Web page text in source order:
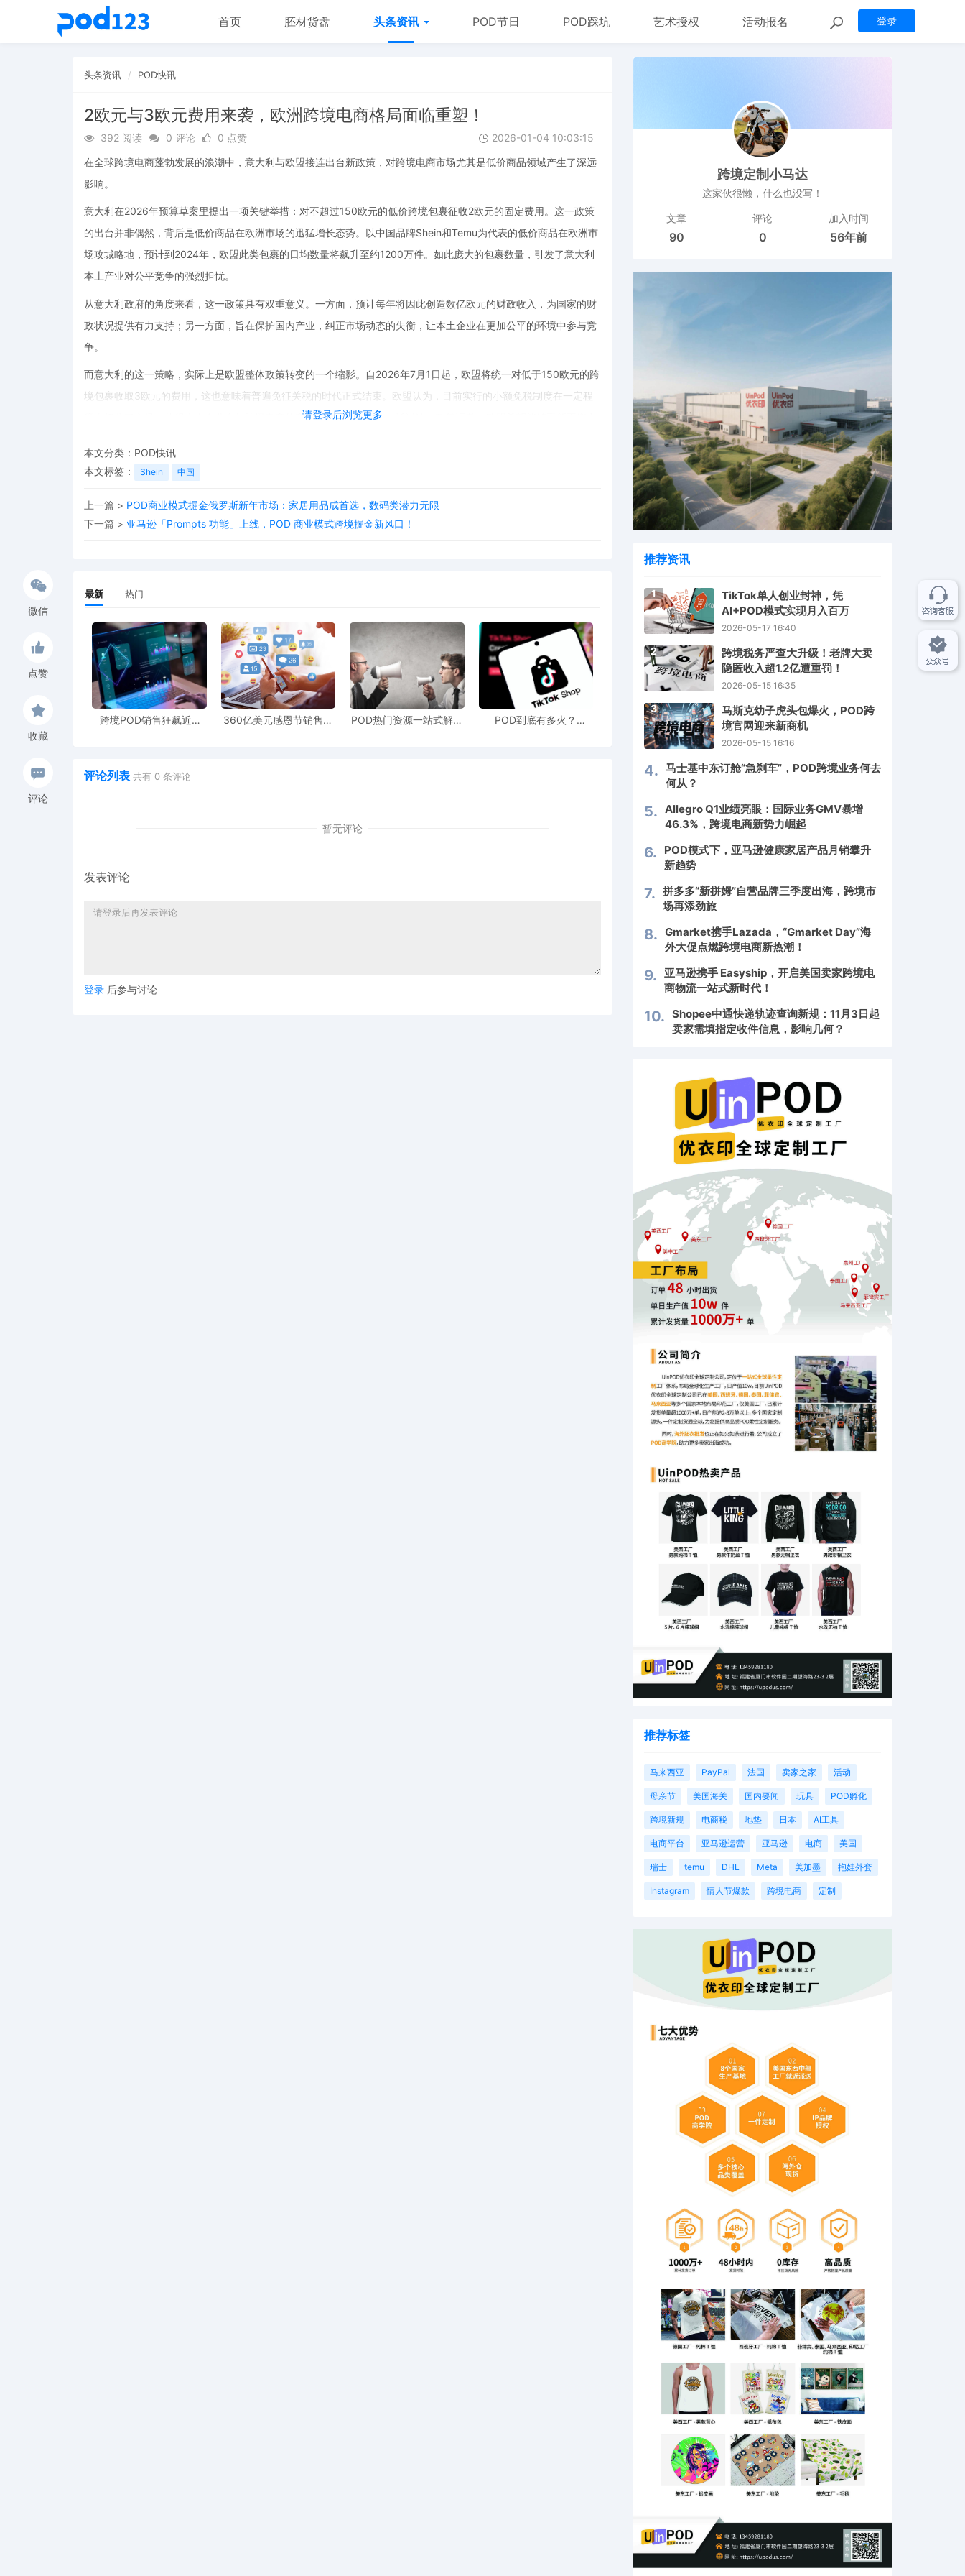
登录
首页 胚材货盘 头条资讯 POD节日 POD踩坑 艺术授权 活动报名
头条资讯 POD快讯
2欧元与3欧元费用来袭，欧洲跨境电商格局面临重塑！
392 阅读 0 评论 0 点赞 2026-01-04 10:03:15
请登录后浏览更多
在全球跨境电商蓬勃发展的浪潮中，意大利与欧盟接连出台新政策，对跨境电商市场尤其是低价商品领域产生了深远
影响。
意大利在2026年预算草案里提出一项关键举措：对不超过150欧元的低价跨境包裹征收2欧元的固定费用。这一政策
的出台并非偶然，背后是低价商品在欧洲市场的迅猛增长态势。以中国品牌Shein和Temu为代表的低价商品在欧洲市
场攻城略地，预计到2024年，欧盟此类包裹的日均数量将飙升至约1200万件。如此庞大的包裹数量，引发了意大利
本土产业对公平竞争的强烈担忧。
从意大利政府的角度来看，这一政策具有双重意义。一方面，预计每年将因此创造数亿欧元的财政收入，为国家的财
政状况提供有力支持；另一方面，旨在保护国内产业，纠正市场动态的失衡，让本土企业在更加公平的环境中参与竞
争。
而意大利的这一策略，实际上是欧盟整体政策转变的一个缩影。自2026年7月1日起，欧盟将统一对低于150欧元的跨
境包裹收取3欧元的费用，这也意味着普遍免征关税的时代正式结束。欧盟认为，目前实行的小额免税制度在一定程
度上扭曲了市场，使得本土企业在与跨境电商的竞争中处于不利地位。通过这一政策调整，欧盟希望能够重新平衡市
随着低价、高速和关税优惠这三大跨境电商以往的优势支柱逐步削弱，超快时尚商业模式与欧洲消费者的购买行为在
企业而言，需要重新审视自身的商业模式和市场策略，以适应新的政策环境。而对于欧洲本土产业来说，这或许是一
个迎来新发展机遇的转折点。
微信
点赞
收藏
评论
本文分类： POD快讯
本文标签：
Shein 中国
上一篇 > POD商业模式掘金俄罗斯新年市场：家居用品成首选，数码类潜力无限
下一篇 > 亚马逊「Prompts 功能」上线，POD 商业模式跨境掘金新风口！
最新 热门
跨境POD销售狂飙近5
360亿美元感恩节销售额
POD热门资源一站式解决
POD到底有多火？
评论列表 共有 0 条评论
暂无评论
发表评论
登录 后参与讨论
跨境定制小马达
这家伙很懒，什么也没写！
文章
90
评论
0
加入时间
56年前
推荐资讯
1
TikTok单人创业封神，凭
AI+POD模式实现月入百万
2026-05-17 16:40
2
跨境税务严查大升级！老牌大卖
隐匿收入超1.2亿遭重罚！
2026-05-15 16:35
3
马斯克幼子虎头包爆火，POD跨
境官网迎来新商机
2026-05-15 16:16
4. 马士基中东订舱“急刹车”，POD跨境业务何去
何从？
5. Allegro Q1业绩亮眼：国际业务GMV暴增
46.3%，跨境电商新势力崛起
6.
POD模式下，亚马逊健康家居产品月销攀升
新趋势
7. 拼多多“新拼姆”自营品牌三季度出海，跨境市
场再添劲旅
8. Gmarket携手Lazada，“Gmarket Day”海
外大促点燃跨境电商新热潮！
9. 亚马逊携手 Easyship，开启美国卖家跨境电
商物流一站式新时代！
10. Shopee中通快递轨迹查询新规：11月3日起
卖家需填指定收件信息，影响几何？
推荐标签
马来西亚 PayPal 法国 卖家之家 活动
母亲节 美国海关 国内要闻 玩具 POD孵化
跨境新规 电商税 地垫 日本 AI工具
电商平台 亚马逊运营 亚马逊 电商 美国
瑞士 temu DHL Meta 美加墨 抱娃外套
Instagram 情人节爆款 跨境电商 定制